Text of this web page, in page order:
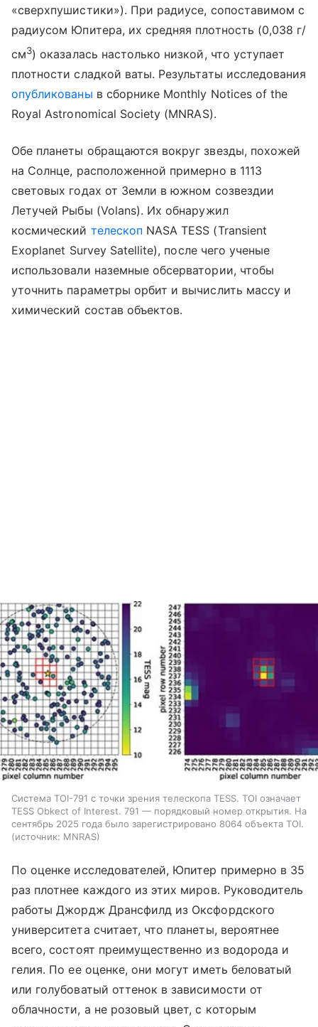
«сверхпушистики»). При радиусе, сопоставимом с
радиусом Юпитера, их средняя плотность (0,038 г/
см3) оказалась настолько низкой, что уступает
плотности сладкой ваты. Результаты исследования
опубликованы в сборнике Monthly Notices of the
Royal Astronomical Society (MNRAS).
Обе планеты обращаются вокруг звезды, похожей
на Солнце, расположенной примерно в 1113
световых годах от Земли в южном созвездии
Летучей Рыбы (Volans). Их обнаружил
космический телескоп NASA TESS (Transient
Exoplanet Survey Satellite), после чего ученые
использовали наземные обсерватории, чтобы
уточнить параметры орбит и вычислить массу и
химический состав объектов.
Система TOI-791 с точки зрения телескопа TESS. TOI означает
TESS Obkect of Interest. 791 — порядковый номер открытия. На
сентябрь 2025 года было зарегистрировано 8064 объекта TOI.
источник: MNRAS
По оценке исследователей, Юпитер примерно в 35
раз плотнее каждого из этих миров. Руководитель
работы Джордж Дрансфилд из Оксфордского
университета считает, что планеты, вероятнее
всего, состоят преимущественно из водорода и
гелия. По ее оценке, они могут иметь беловатый
или голубоватый оттенок в зависимости от
облачности, а не розовый цвет, с которым